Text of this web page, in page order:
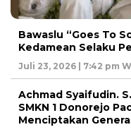
Bawaslu “Goes To
Kedamean Selaku
Juli 23, 2026 | 7:42 pm
Achmad Syaifudin.
SMKN 1 Donorejo
Menciptakan